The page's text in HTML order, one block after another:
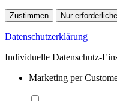
Zustimmen Nur erforderliche
Datenschutzerklärung
Individuelle Datenschutz-
Marketing per